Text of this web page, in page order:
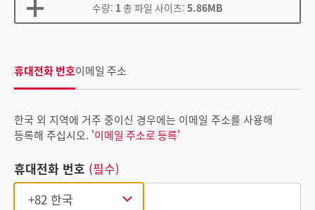
수량: 1총 파일 사이즈: 5.86MB
휴대전화 번호이메일 주소
한국 외 지역에 거주 중이신 경우에는 이메일 주소를 사용해
등록해 주십시오. '이메일 주소로 등록'
휴대전화 번호 (필수)